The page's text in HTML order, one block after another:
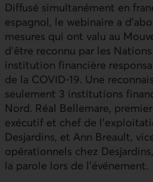
Diffusé simultanément en
espagnol, le webinaire a
mesures qui ont valu au
d’être reconnu par les
institution financière
de la COVID-19. Une
seulement 3 institutions
Nord. Réal Bellemare,
exécutif et chef de
Desjardins, et Ann Breault,
opérationnels chez
la parole lors de l’événement.